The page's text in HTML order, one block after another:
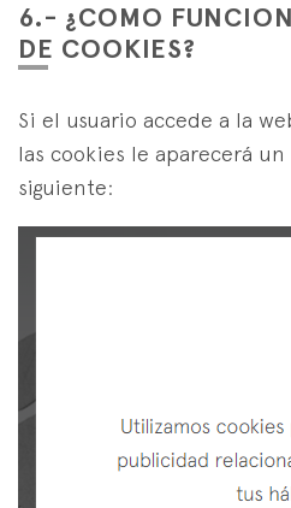
6.- ¿COMO
DE COOKIES?
Si el usuario accede a la
las cookies le aparecerá
siguiente: